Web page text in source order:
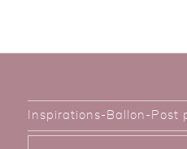
Inspirations-Ballon-Post